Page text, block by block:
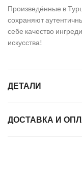
Произведённые в
сохраняют
себе качество
искусства!
ДЕТАЛИ
ДОСТАВКА И